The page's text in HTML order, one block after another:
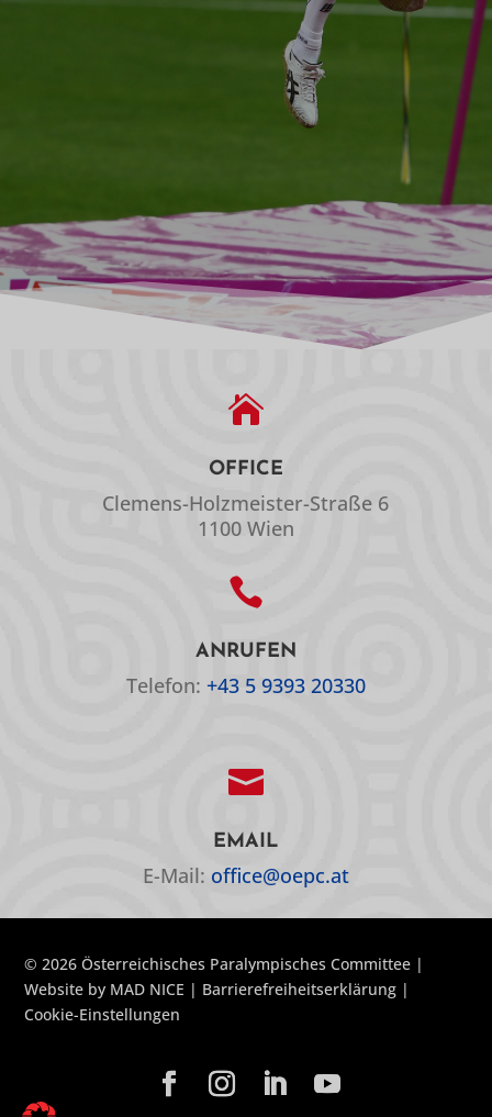

OFFICE
Clemens-Holzmeister-Straße 6
1100 Wien

ANRUFEN
Telefon: +43 5 9393 20330

EMAIL
E-Mail: office@oepc.at
© 2026 Österreichisches Paralympisches Committee |
Website by MAD NICE | Barrierefreiheitserklärung |
Cookie-Einstellungen